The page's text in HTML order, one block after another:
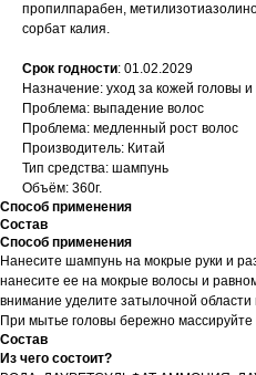
пропилпарабен,
сорбат калия.
Срок годности: 01.02.2029
Назначение: уход за кожей головы
Проблема: выпадение волос
Проблема: медленный рост волос
Производитель: Китай
Тип средства: шампунь
Объём: 360г.
Способ применения
Состав
Способ применения
Нанесите шампунь на мокрые руки и
нанесите ее на мокрые волосы и
внимание уделите затылочной области
При мытье головы бережно
Состав
Из чего состоит?